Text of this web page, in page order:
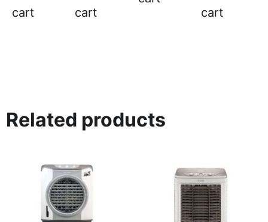
cart cart
cart
Related products